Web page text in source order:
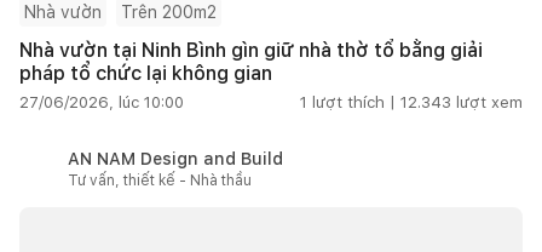
Nhà vườn Trên 200m2
Nhà vườn tại Ninh Bình gìn giữ nhà thờ tổ bằng giải
pháp tổ chức lại không gian
27/06/2026, lúc 10:00 1 lượt thích | 12.343 lượt xem
AN NAM Design and Build
Tư vấn, thiết kế - Nhà thầu